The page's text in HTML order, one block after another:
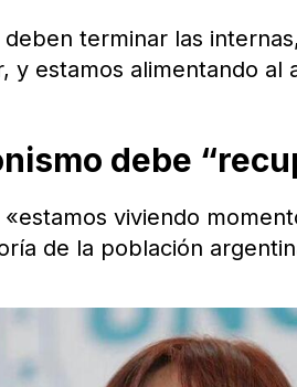
terminar las
y estamos alimentando al
debe
viviendo
de la población